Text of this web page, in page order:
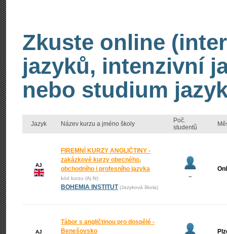
Zkuste online
jazyků, intenzivní
nebo studium
Jazyk Název kurzu a jméno školy
Poč.
studentů
AJ
FIREMNÍ KURZY ANGLIČTINY -
zakázkové kurzy obecného,
obchodního i profesního jazyka
kód kurzu (Aj fir)
BOHEMIA INSTITUT (Jazyková škola)
–
AJ
Tábor s angličtinou pro dospělé -
Benešovsko